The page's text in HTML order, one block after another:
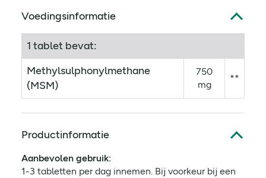
Voedingsinformatie
1 tablet bevat:
Methylsulphonylmethane
(MSM)
750
mg
**
Productinformatie
Aanbevolen gebruik:
1-3 tabletten per dag innemen. Bij voorkeur bij een